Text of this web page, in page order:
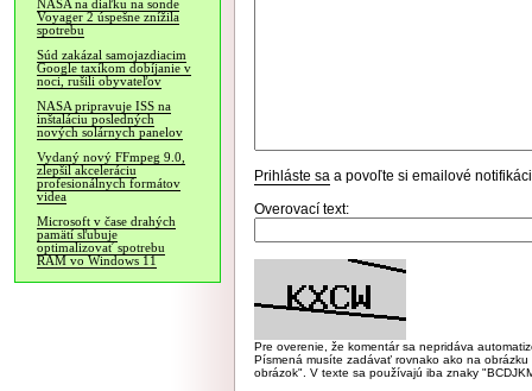
NASA na diaľku na sonde
Voyager 2 úspešne znížila
spotrebu
Súd zakázal samojazdiacim
Google taxíkom dobíjanie v
noci, rušili obyvateľov
NASA pripravuje ISS na
inštaláciu posledných
nových solárnych panelov
Vydaný nový FFmpeg 9.0,
zlepšil akceleráciu
profesionálnych formátov
videa
Microsoft v čase drahých
pamätí sľubuje
optimalizovať spotrebu
RAM vo Windows 11
Prihláste sa a povoľte si emailové
Overovací text:
Pre overenie, že komentár sa nepridáva
Písmená musíte zadávať rovnako ako na
obrázok". V texte sa používajú iba znaky